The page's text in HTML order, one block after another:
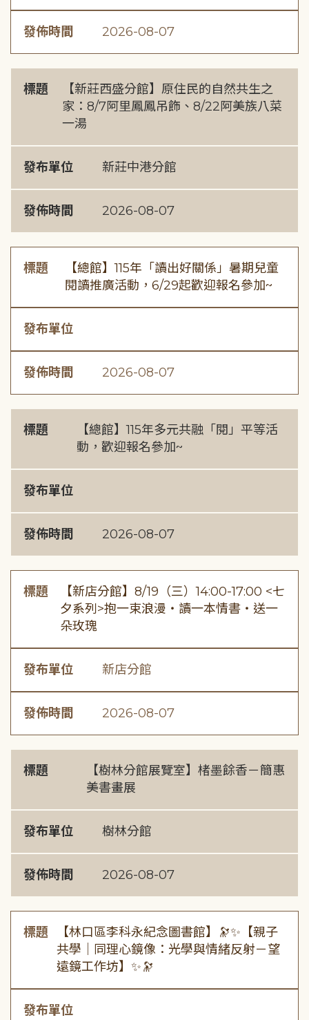
發佈時間 2026-08-07
標題
【新莊西盛分館】原住民的自然共生之
家：8/7阿里鳳鳳吊飾、8/22阿美族八菜
一湯
發布單位 新莊中港分館
發佈時間 2026-08-07
標題
【總館】115年「讀出好關係」暑期兒童
閱讀推廣活動，6/29起歡迎報名參加~
發布單位
發佈時間 2026-08-07
標題
【總館】115年多元共融「閱」平等活
動，歡迎報名參加~
發布單位
發佈時間 2026-08-07
標題
【新店分館】8/19（三）14:00-17:00 <七
夕系列>抱一束浪漫・讀一本情書・送一
朵玫瑰
發布單位 新店分館
發佈時間 2026-08-07
標題
【樹林分館展覽室】楮墨餘香－簡惠
美書畫展
發布單位 樹林分館
發佈時間 2026-08-07
標題
【林口區李科永紀念圖書館】🔭✨【親子
共學｜同理心鏡像：光學與情緒反射－望
遠鏡工作坊】✨🔭
發布單位